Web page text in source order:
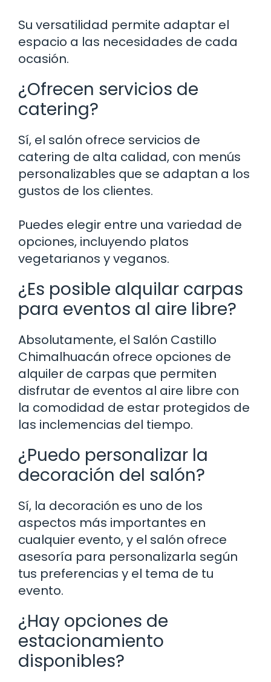
Su versatilidad permite adaptar el
espacio a las necesidades de cada
ocasión.
¿Ofrecen servicios de
catering?
Sí, el salón ofrece servicios de
catering de alta calidad, con menús
personalizables que se adaptan a los
gustos de los clientes.
Puedes elegir entre una variedad de
opciones, incluyendo platos
vegetarianos y veganos.
¿Es posible alquilar carpas
para eventos al aire libre?
Absolutamente, el Salón Castillo
Chimalhuacán ofrece opciones de
alquiler de carpas que permiten
disfrutar de eventos al aire libre con
la comodidad de estar protegidos de
las inclemencias del tiempo.
¿Puedo personalizar la
decoración del salón?
Sí, la decoración es uno de los
aspectos más importantes en
cualquier evento, y el salón ofrece
asesoría para personalizarla según
tus preferencias y el tema de tu
evento.
¿Hay opciones de
estacionamiento
disponibles?